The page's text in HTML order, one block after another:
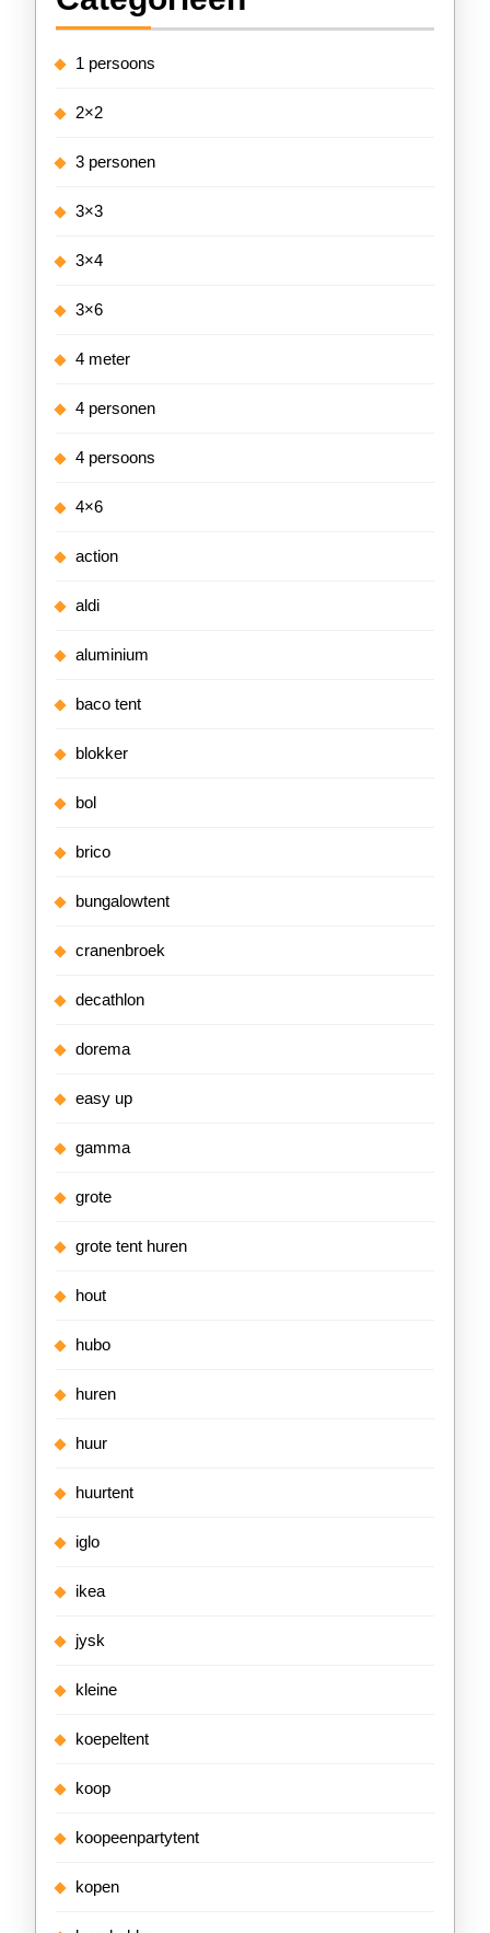
1 persoons
2×2
3 personen
3×3
3×4
3×6
4 meter
4 personen
4 persoons
4×6
action
aldi
aluminium
baco tent
blokker
bol
brico
bungalowtent
cranenbroek
decathlon
dorema
easy up
gamma
grote
grote tent huren
hout
hubo
huren
huur
huurtent
iglo
ikea
jysk
kleine
koepeltent
koop
koopeenpartytent
kopen